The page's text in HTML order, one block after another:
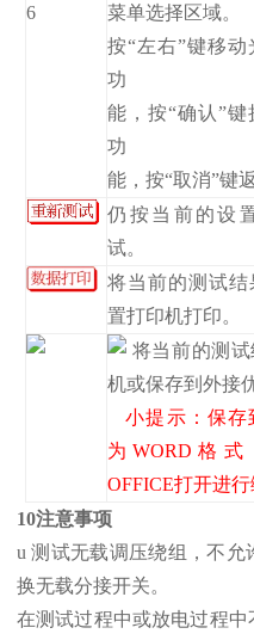
6
菜单选择区域。
按“左右”键移
功
能，按“确认”
功
能，按“取消”键
仍按当前的设
试。
将当前的测试结
置打印机打印。
将当前的测
机或保存到外接
小提示：保存
为WORD格
OFFICE打开进行
10注意事项
u 测试无载调压绕组，不允
换无载分接开关。
在测试过程中或放电过程